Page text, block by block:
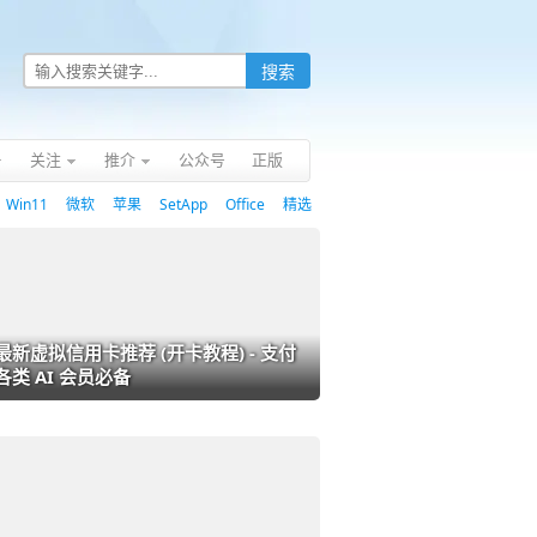
关注 推介 公众号 正版
Win11 微软 苹果 SetApp Office 精选
新虚拟信用卡推荐 (开卡教程) - 支付
类 AI 会员必备